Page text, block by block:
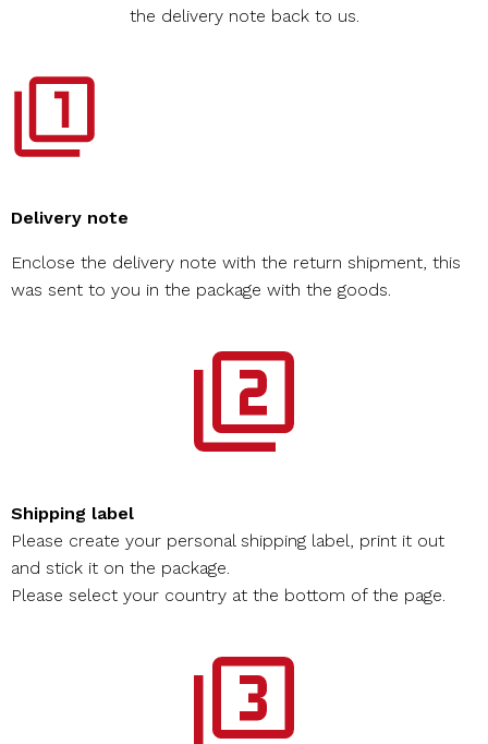
the delivery note back to us.
Delivery note
Enclose the delivery note with the return shipment, this
was sent to you in the package with the goods.
Shipping label
Please create your personal shipping label, print it out
and stick it on the package.
Please select your country at the bottom of the page.